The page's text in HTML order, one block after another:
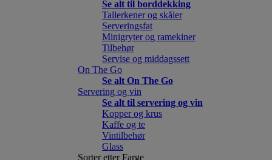
Se alt til borddekking
Tallerkener og skåler
Serveringsfat
Minigryter og ramekiner
Tilbehør
Servise og middagssett
On The Go
Se alt On The Go
Servering og vin
Se alt til servering og vin
Kopper og krus
Kaffe og te
Vintilbehør
Glass
Sorter etter Farge